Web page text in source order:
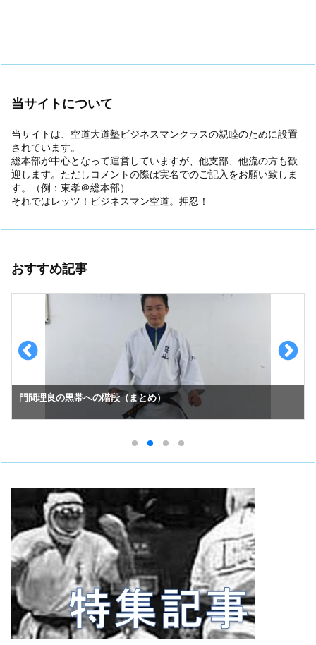
当サイトについて
当サイトは、空道大道塾ビジネスマンクラスの親睦のために設置
されています。
総本部が中心となって運営していますが、他支部、他流の方も歓
迎します。ただしコメントの際は実名でのご記入をお願い致しま
す。（例：東孝＠総本部）
それではレッツ！ビジネスマン空道。押忍！
おすすめ記事
スーパーセーフのお手入れ （①初めての投稿）